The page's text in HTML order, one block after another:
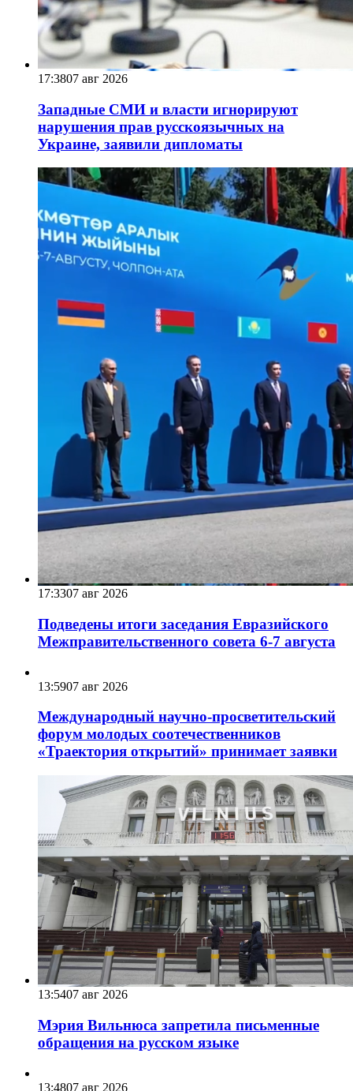
17:3807 авг 2026
Западные СМИ и власти игнорируют
нарушения прав русскоязычных на
Украине, заявили дипломаты
17:3307 авг 2026
Подведены итоги заседания Евразийского
Межправительственного совета 6-7 августа
13:5907 авг 2026
Международный научно-просветительский
форум молодых соотечественников
«Траектория открытий» принимает заявки
13:5407 авг 2026
Мэрия Вильнюса запретила письменные
обращения на русском языке
13:4807 авг 2026